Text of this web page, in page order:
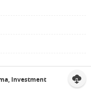
Investment